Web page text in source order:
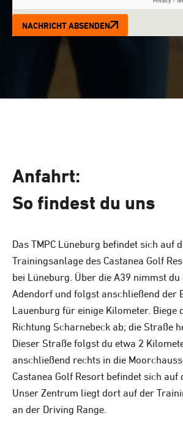
NACHRICHT ABSENDEN
Anfahrt:
So findest du uns
Das TMPC Lüneburg befindet sich auf
Trainingsanlage des Castanea Golf
bei Lüneburg. Über die A39 nimmst
Adendorf und folgst anschließend der
Lauenburg für einige Kilometer. Biege
Richtung Scharnebeck ab; die Straße
Dieser Straße folgst du etwa 2
anschließend rechts in die
Castanea Golf Resort befindet sich auf
Unser Zentrum liegt dort auf der
an der Driving Range.